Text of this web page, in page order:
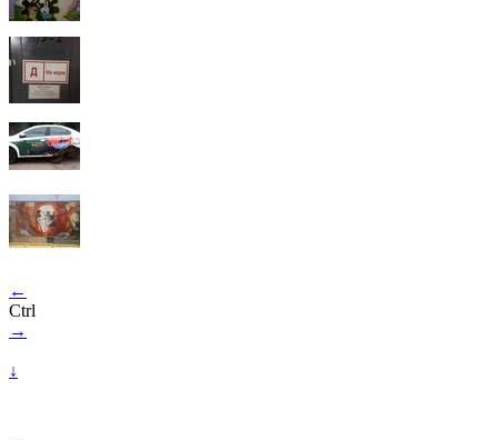
←
Ctrl
→
↓